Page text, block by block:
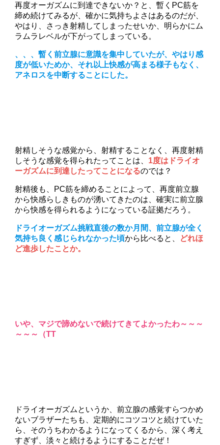
再度オーガズムに到達できないか？と、暫くPC筋を
締め続けてみるが、確かに気持ちよさはあるのだが、
やはり、さっき射精してしまったせいか、明らかにム
ラムラレベルが下がってしまっている。
、、、暫く前立腺に意識を集中していたが、やはり感
度が低いためか、それ以上快感が高まる様子もなく、
アネロスを中断することにした。
射精しそうな感覚から、射精することなく、再度射精
しそうな感覚を得られたってことは、 1度はドライオ
ーガズムに到達したってことになるのでは？
射精後も、PC筋を締めることによって、再度前立腺
から快感らしきものが湧いてきたのは、確実に前立腺
から快感を得られるようになっている証拠だろう。
ドライオーガズム挑戦直後の数か月間、前立腺が全く
気持ち良く感じられなかった頃から比べると、 どれほ
ど進歩したことか。
いや、マジで諦めないで続けてきてよかったわ～～～
～～～（TT
ドライオーガズムというか、前立腺の感覚すらつかめ
ないブラザーたちも、定期的にコツコツと続けていた
ら、そのうちわかるようになってくるから、深く考え
すぎず、淡々と続けるようにすることだぜ！